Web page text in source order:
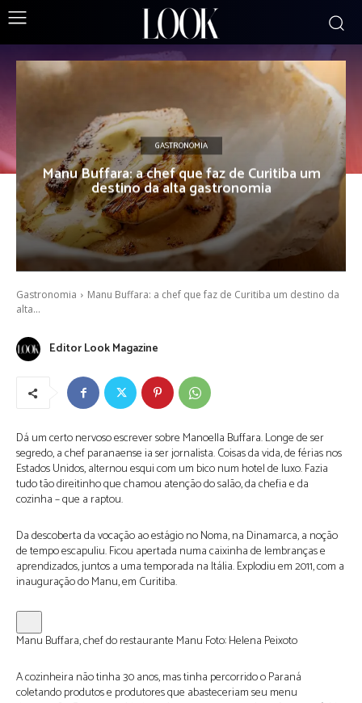
GASTRONOMIA
Manu Buffara: a chef que faz de Curitiba um
destino da alta gastronomia
Gastronomia
Manu Buffara: a chef que faz de Curitiba um destino da
alta...
Editor Look Magazine
Dá um certo nervoso escrever sobre Manoella Buffara. Longe de ser
segredo, a chef paranaense ia ser jornalista. Coisas da vida, de férias nos
Estados Unidos, alternou esqui com um bico num hotel de luxo. Fazia
tudo tão direitinho que chamou atenção do salão, da chefia e da
cozinha – que a raptou.
Da descoberta da vocação ao estágio no Noma, na Dinamarca, a noção
de tempo escapuliu. Ficou apertada numa caixinha de lembranças e
aprendizados, juntos a uma temporada na Itália. Explodiu em 2011, com a
inauguração do Manu, em Curitiba.
Manu Buffara, chef do restaurante Manu Foto:Helena Peixoto
A cozinheira não tinha 30 anos, mas tinha percorrido o Paraná
coletando produtos e produtores que abasteceriam seu menu